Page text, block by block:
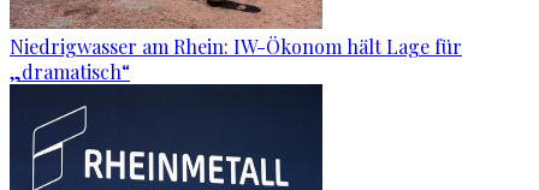
Niedrigwasser am Rhein: IW-Ökonom hält Lage für
„dramatisch“